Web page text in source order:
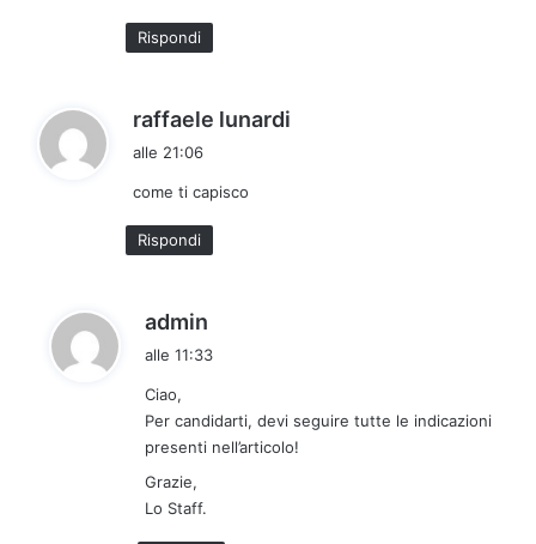
Rispondi
raffaele lunardi
alle 21:06
come ti capisco
Rispondi
admin
t
t
alle 11:33
Ciao,
Per candidarti, devi seguire tutte le indicazioni
presenti nell’articolo!
Grazie,
Lo Staff.